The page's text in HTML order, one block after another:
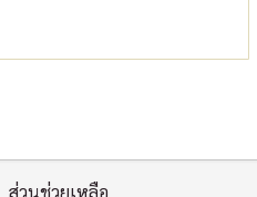
ส่วนช่วยเหลือ